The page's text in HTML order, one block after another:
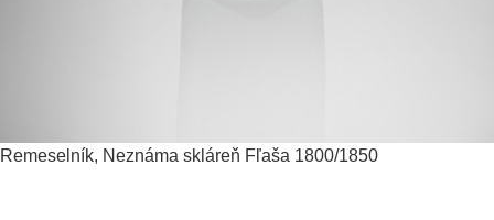
Remeselník, Neznáma skláreň Fľaša 1800/1850